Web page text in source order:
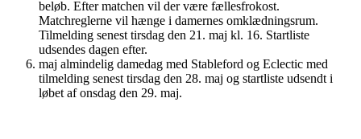
beløb. Efter matchen vil der være fællesfrokost.
Matchreglerne vil hænge i damernes omklædningsrum.
Tilmelding senest tirsdag den 21. maj kl. 16. Startliste
udsendes dagen efter.
maj almindelig damedag med Stableford og Eclectic med
tilmelding senest tirsdag den 28. maj og startliste udsendt i
løbet af onsdag den 29. maj.